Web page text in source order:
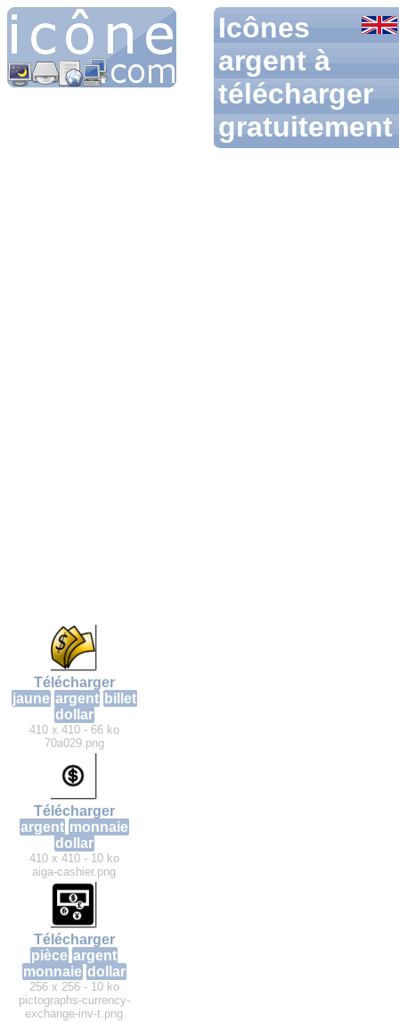
Icônes
argent à
télécharger
gratuitement
Télécharger
jaune argent billet
dollar
410 x 410 - 66 ko
70a029.png
Télécharger
argent monnaie
dollar
410 x 410 - 10 ko
aiga-cashier.png
Télécharger
pièce argent
monnaie dollar
256 x 256 - 10 ko
pictographs-currency-
exchange-inv-t.png